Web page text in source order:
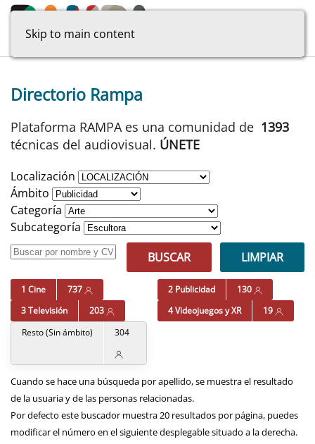
Skip to main content
Directorio Rampa
Plataforma RAMPA es una comunidad de 1393
técnicas del audiovisual. ÚNETE
Localización
Ámbito
Categoría
Subcategoría
BUSCAR
LIMPIAR
1 Cine 737 2 Publicidad
130
3 Televisión
203 4 Videojuegos y XR
19
Resto (Sin ámbito)
304
Cuando se hace una búsqueda por apellido, se muestra el resultado
de la usuaria y de las personas relacionadas.
Por defecto este buscador muestra 20 resultados por página, puedes
modificar el número en el siguiente desplegable situado a la derecha.